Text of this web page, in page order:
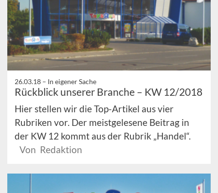
26.03.18 – In eigener Sache
Rückblick unserer Branche – KW 12/2018
Hier stellen wir die Top-Artikel aus vier
Rubriken vor. Der meistgelesene Beitrag in
der KW 12 kommt aus der Rubrik „Handel“.
Von Redaktion